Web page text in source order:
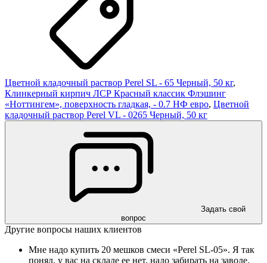
Цветной кладочный раствор Perel SL - 65 Черный, 50 кг,
Клинкерный кирпич ЛСР Красный классик Флэшинг
«Ноттингем», поверхность гладкая, - 0.7 НФ евро, Цветной
кладочный раствор Perel VL - 0265 Черный, 50 кг
Задать свой
вопрос
Другие вопросы наших клиентов
Мне надо купить 20 мешков смеси «Perel SL-05». Я так
понял, у вас на складе ее нет, надо забирать на заводе.